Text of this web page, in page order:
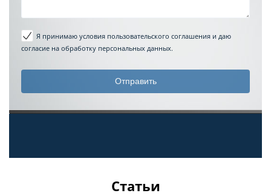
Я принимаю условия пользовательского соглашения и даю
согласие на обработку персональных данных.
Статьи